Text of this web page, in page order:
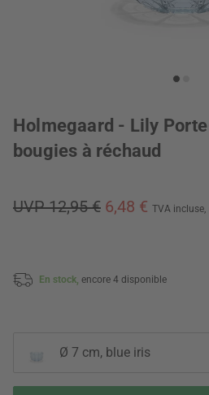
Holmegaard - Lily
bougies à réchaud
UVP 12,95 € 6,48 € TVA incluse,
En stock, encore 4 disponible
Ø 7 cm, blue iris